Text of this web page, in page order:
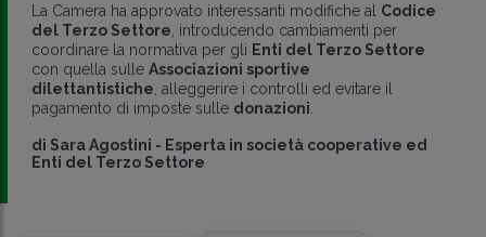
La Camera ha approvato interessanti modifiche al Codice
del Terzo Settore , introducendo cambiamenti per
coordinare la normativa per gli Enti del Terzo Settore
con quella sulle Associazioni sportive
dilettantistiche , alleggerire i controlli ed evitare il
pagamento di imposte sulle donazioni
di Sara Agostini - Esperta in società cooperative ed
Enti del Terzo Settore